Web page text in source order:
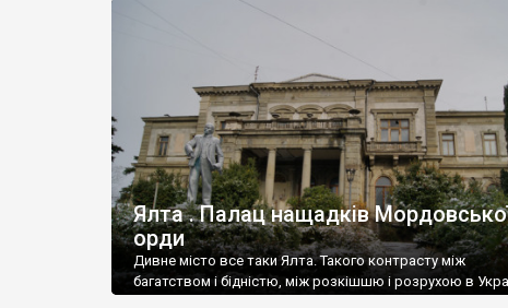
Ялта . Палац нащадків
орди
Дивне місто все таки Ялта. Такого контрасту між
багатством і бідністю, між розкішшю і розрухою в